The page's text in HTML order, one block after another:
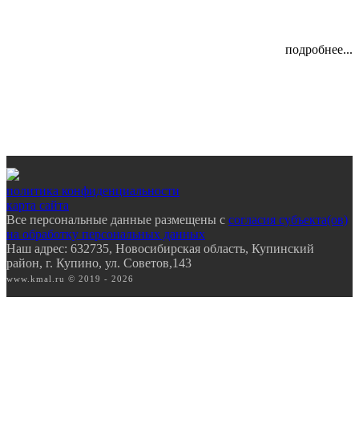
подробнее...
политика конфиденциальности
карта сайта
Все персональные данные размещены с согласия субъекта(ов)
на обработку персональных данных
Наш адрес: 632735, Новосибирская область, Купинский
район, г. Купино, ул. Советов,143
www.kmal.ru © 2019 - 2026